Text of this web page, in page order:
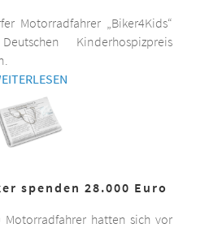
Motorradfahrer „Biker4Kids“
Kinderhospizpreis
spenden 28.000 Euro
Motorradfahrer hatten sich vor